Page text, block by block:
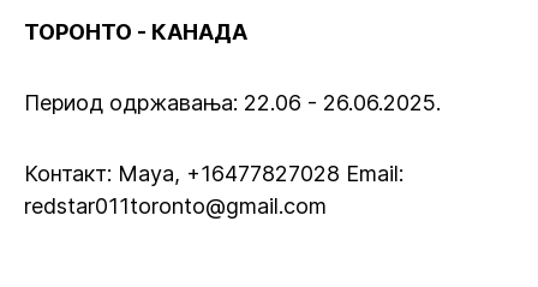
ТОРОНТО - КАНАДА
Период одржавања: 22.06 - 26.06.2025.
Контакт: Maya, +16477827028 Email:
redstar011toronto@gmail.com